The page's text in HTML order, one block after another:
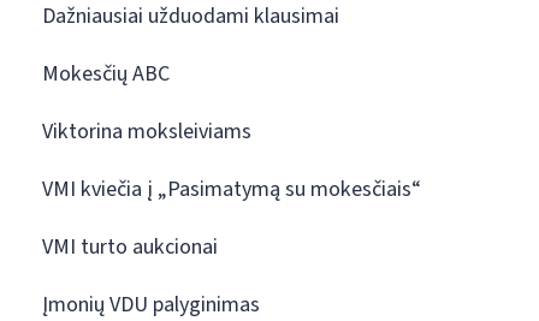
Dažniausiai užduodami klausimai
Mokesčių ABC
Viktorina moksleiviams
VMI kviečia į „Pasimatymą su mokesčiais“
VMI turto aukcionai
Įmonių VDU palyginimas